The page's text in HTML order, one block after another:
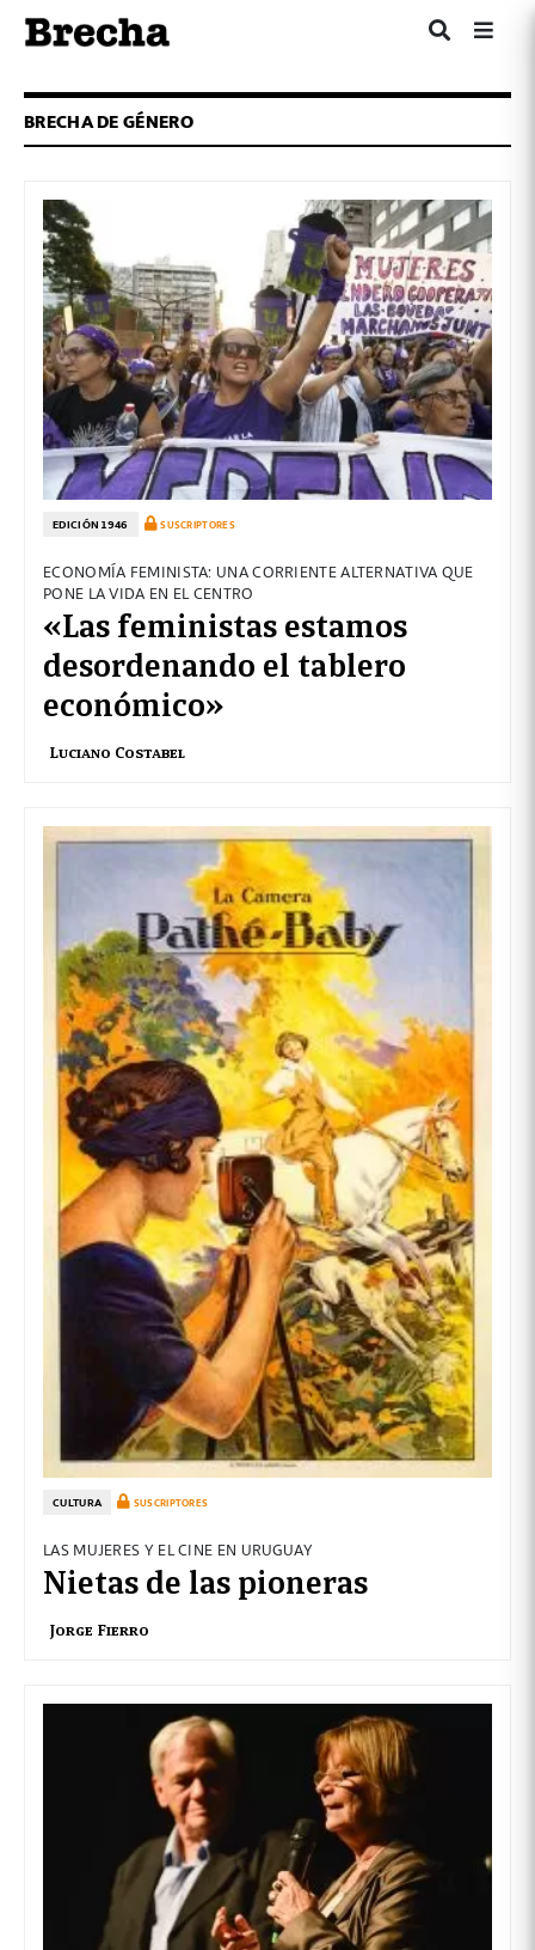
BRECHA DE GÉNERO
EDICIÓN 1946 SUSCRIPTORES
ECONOMÍA FEMINISTA: UNA CORRIENTE ALTERNATIVA QUE
PONE LA VIDA EN EL CENTRO
«Las feministas estamos
desordenando el tablero
económico»
Luciano Costabel
CULTURA SUSCRIPTORES
LAS MUJERES Y EL CINE EN URUGUAY
Nietas de las pioneras
Jorge Fierro